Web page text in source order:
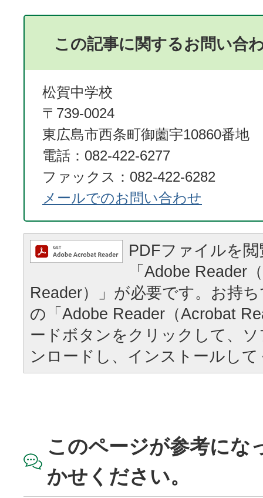
この記事に関するお問い合
松賀中学校
〒739-0024
東広島市西条町御薗宇10860番地
電話：082-422-6277
ファックス：082-422-6282
メールでのお問い合わせ
PDFファイルを
「Adobe Reader
Reader）」が必要です。お持
の「Adobe Reader（Acrobat
ードボタンをクリックして、
ンロードし、インストールし
このページが参考にな
かせください。